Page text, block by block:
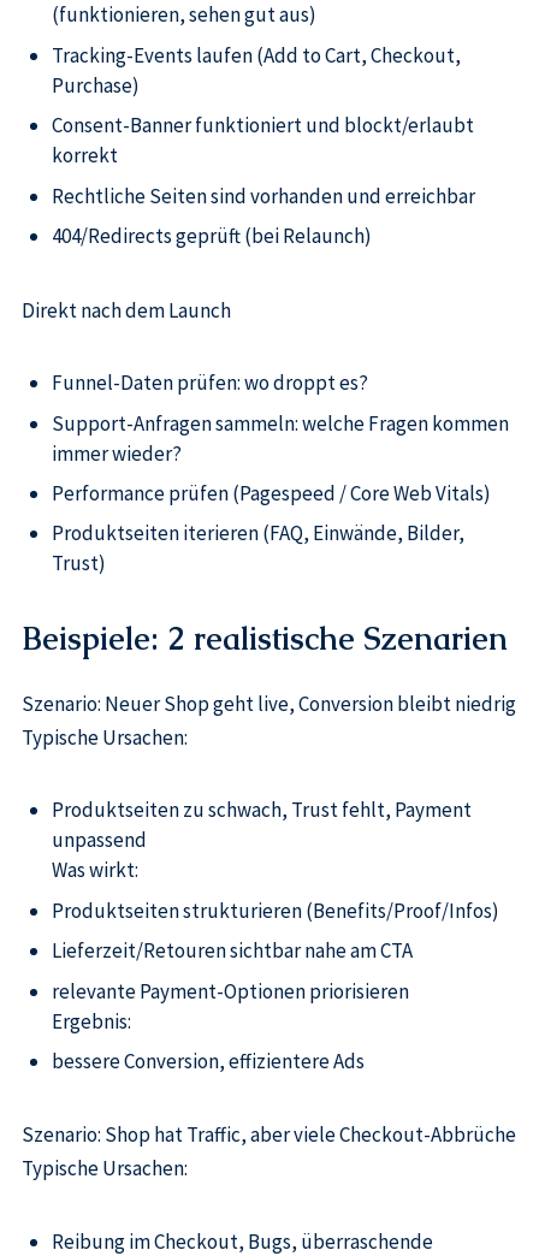
(funktionieren, sehen gut aus)
Tracking-Events laufen (Add to Cart, Checkout,
Purchase)
Consent-Banner funktioniert und blockt/erlaubt
korrekt
Rechtliche Seiten sind vorhanden und erreichbar
404/Redirects geprüft (bei Relaunch)
Direkt nach dem Launch
Funnel-Daten prüfen: wo droppt es?
Support-Anfragen sammeln: welche Fragen kommen
immer wieder?
Performance prüfen (Pagespeed / Core Web Vitals)
Produktseiten iterieren (FAQ, Einwände, Bilder,
Trust)
Beispiele: 2 realistische Szenarien
Szenario: Neuer Shop geht live, Conversion bleibt niedrig
Typische Ursachen:
Produktseiten zu schwach, Trust fehlt, Payment
unpassend
Was wirkt:
Produktseiten strukturieren (Benefits/Proof/Infos)
Lieferzeit/Retouren sichtbar nahe am CTA
relevante Payment-Optionen priorisieren
Ergebnis:
bessere Conversion, effizientere Ads
Szenario: Shop hat Traffic, aber viele Checkout-Abbrüche
Typische Ursachen:
Reibung im Checkout, Bugs, überraschende